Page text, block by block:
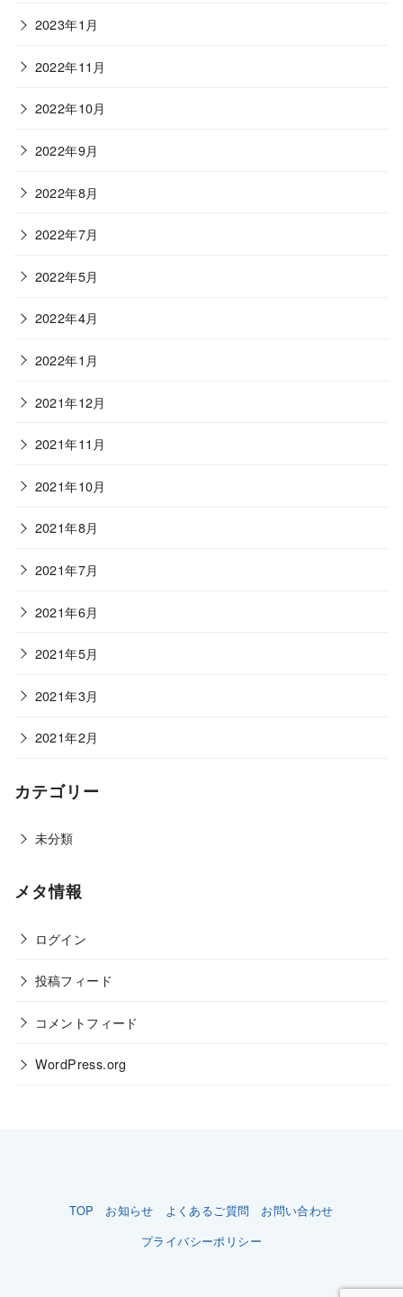
2023年1月
2022年11月
2022年10月
2022年9月
2022年8月
2022年7月
2022年5月
2022年4月
2022年1月
2021年12月
2021年11月
2021年10月
2021年8月
2021年7月
2021年6月
2021年5月
2021年3月
2021年2月
カテゴリー
未分類
メタ情報
ログイン
投稿フィード
コメントフィード
WordPress.org
TOP お知らせ よくあるご質問
お問い合わせ
プライバシーポリシー